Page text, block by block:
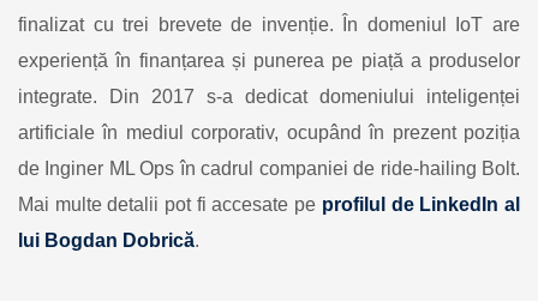
finalizat cu trei brevete de invenție. În domeniul IoT are
experiență în finanțarea și punerea pe piață a produselor
integrate. Din 2017 s-a dedicat domeniului inteligenței
artificiale în mediul corporativ, ocupând în prezent poziția
de Inginer ML Ops în cadrul companiei de ride-hailing Bolt.
Mai multe detalii pot fi accesate pe profilul de LinkedIn al
lui Bogdan Dobrică.